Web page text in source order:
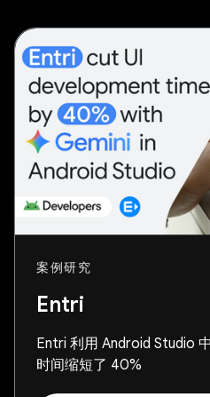
案例研究
Entri
Entri 利用 Android Studio
时间缩短了 40%